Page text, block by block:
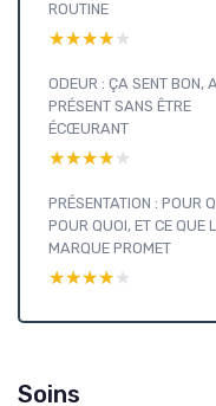
ROUTINE
★★★★★
★★★★★
ODEUR : ÇA SENT BON,
PRÉSENT SANS ÊTRE
ÉCŒURANT
★★★★★
★★★★★
PRÉSENTATION : POUR
POUR QUOI, ET CE QUE
MARQUE PROMET
★★★★★
★★★★★
Soins